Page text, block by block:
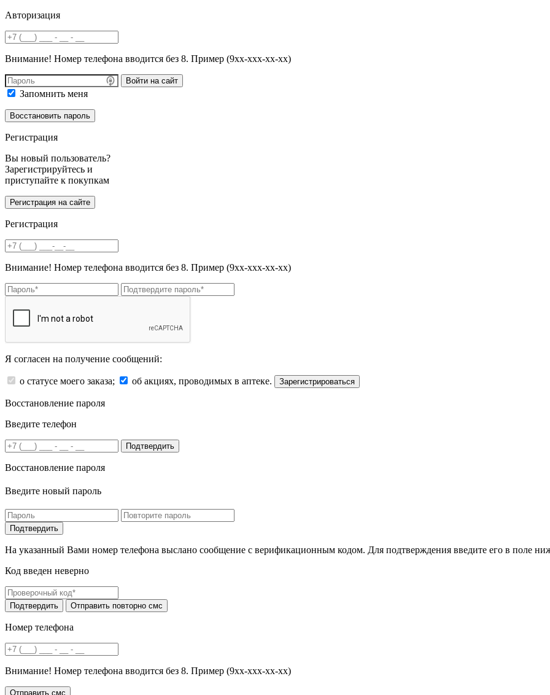
Авторизация
Внимание! Номер телефона вводится без 8. Пример (9хх-ххх-хх-хх)
Войти на сайт
Запомнить меня
Регистрация
Вы новый пользователь?
Зарегистрируйтесь и
приступайте к покупкам
Регистрация
Внимание! Номер телефона вводится без 8. Пример (9хх-ххх-хх-хх)
Я согласен на получение сообщений:
о статусе моего заказа; об акциях, проводимых в аптеке. Зарегистрироваться
Восстановление пароля
Введите телефон
Подтвердить
Восстановление пароля
Введите новый пароль
На указанный Вами номер телефона выслано сообщение с верификационным кодом. Для подтверждения введите его в поле
Код введен неверно
Номер телефона
Внимание! Номер телефона вводится без 8. Пример (9хх-ххх-хх-хх)